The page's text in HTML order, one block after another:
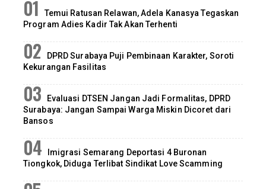
Temui Ratusan Relawan, Adela Kanasya Tegaskan
Program Adies Kadir Tak Akan Terhenti
DPRD Surabaya Puji Pembinaan Karakter, Soroti
Kekurangan Fasilitas
Evaluasi DTSEN Jangan Jadi Formalitas, DPRD
Surabaya: Jangan Sampai Warga Miskin Dicoret dari
Bansos
Imigrasi Semarang Deportasi 4 Buronan
Tiongkok, Diduga Terlibat Sindikat Love Scamming